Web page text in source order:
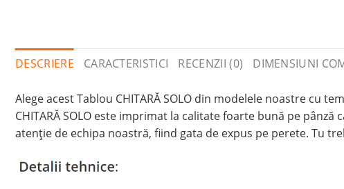
DESCRIERE CARACTERISTICI RECENZII (0) DIMENSIUNI
Alege acest Tablou CHITARĂ SOLO din modelele noastre cu
CHITARĂ SOLO este imprimat la calitate foarte bună pe
atenție de echipa noastră, fiind gata de expus pe perete. Tu